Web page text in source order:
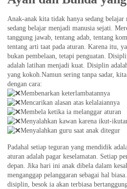
Anak-anak kita tidak hanya sedang belajar
sedang belajar menjadi manusia sejati.
tanggung jawab, tentang adab, tentang
tentang arti taat pada aturan. Karena itu,
bukan pembelaan, tetapi penguatan.
adalah latihan menjadi kuat. Disiplin
yang kokoh.Namun sering tanpa sadar,
dengan cara:
Membenarkan keterlambatannya
Mencarikan alasan atas kelalaiannya
Membela ketika ia melanggar aturan
Menyalahkan kawan karena ikut-
Menyalahkan guru saat anak ditegur
Padahal setiap teguran yang mendidik
aturan adalah pagar keselamatan. Setiap
depan. Jika hari ini anak dibela dalam
menganggap pelanggaran sebagai hal
disiplin, besok ia akan terbiasa